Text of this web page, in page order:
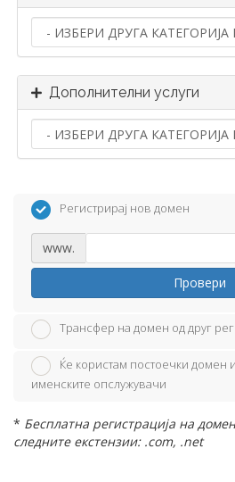
Дополнителни услуги
Регистрирај нов домен
www.
Провери
Трансфер на домен од друг
Ќе користам постоечки домен
именските опслужувачи
* Бесплатна регистрација на
следните екстензии: .com, .net